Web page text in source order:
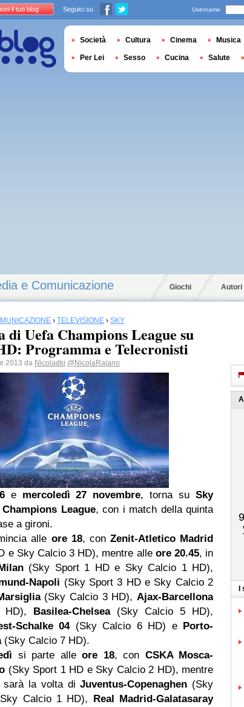
e Comunicazione Giochi Autori
› TELEVISIONE › SKY
di Uefa Champions League su
Programma e Telecronisti
2013 da Nicoladki @NicolaRaiano
e mercoledì 27 novembre, torna su Sky
Champions League, con i match della quinta
a gironi.
alle ore 18, con Zenit-Atletico Madrid
e Sky Calcio 3 HD), mentre alle ore 20.45, in
(Sky Sport 1 HD e Sky Calcio 1 HD),
Napoli (Sky Sport 3 HD e Sky Calcio 2
(Sky Calcio 3 HD),Ajax-Barcellona
Basilea-Chelsea(Sky Calcio 5 HD),
Schalke 04(Sky Calcio 6 HD) e Porto-
(Sky Calcio 7 HD).
si parte alleore 18, con CSKA Mosca-
(Sky Sport 1 HD e Sky Calcio 2 HD), mentre
sarà la volta diJuventus-Copenaghen (Sky
Calcio 1 HD), Real Madrid-Galatasaray
il tuo blog Seguici su Username
Società Cultura Cinema Musica
Per Lei Sesso Cucina Salute